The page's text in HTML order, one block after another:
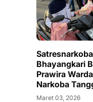
Bhayangkari
Prawira
Narkoba
Bersama
Maret 03, 2026